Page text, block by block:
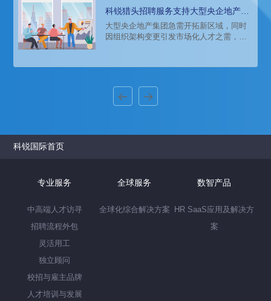
旅。
科锐猎头招聘服务支持大型央企地产集
团获取本土高端人才
大型央企地产集团急需开拓新区域，同时
因组织架构变更引发市场化人才之需，计
务，寻求外部高端人才。委托科锐国际猎
科锐国际首页
专业服务
中高端人才访寻
招聘流程外包
灵活用工
独立顾问
校招与雇主品牌
人才培训与发展
全球服务
全球化综合解决方案
数智产品
HR SaaS应用及解决方
案